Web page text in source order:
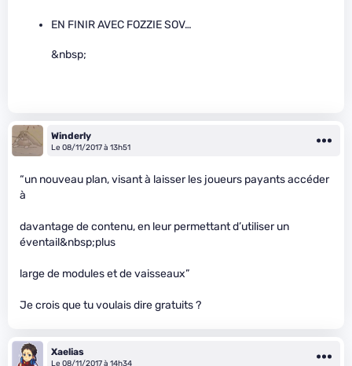
EN FINIR AVEC FOZZIE SOV…
&nbsp;
Winderly
Le 08/11/2017 à 13h51
“un nouveau plan, visant à laisser les joueurs payants accéder
à
davantage de contenu, en leur permettant d’utiliser un
éventail&nbsp;plus
large de modules et de vaisseaux”
Je crois que tu voulais dire gratuits ?
Xaelias
Le 08/11/2017 à 14h34